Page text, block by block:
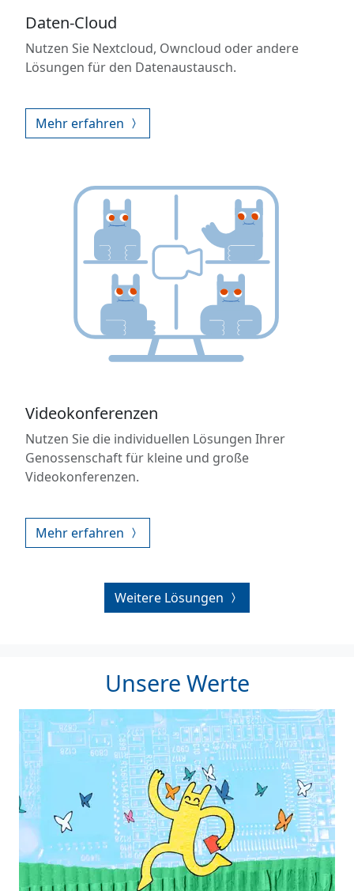
Daten-Cloud
Nutzen Sie Nextcloud, Owncloud oder andere
Lösungen für den Datenaustausch.
Mehr erfahren
Videokonferenzen
Nutzen Sie die individuellen Lösungen Ihrer
Genossenschaft für kleine und große
Videokonferenzen.
Mehr erfahren
Weitere Lösungen
Unsere Werte